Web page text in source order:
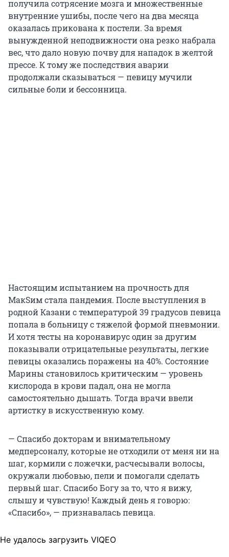
получила сотрясение мозга и множественные
внутренние ушибы, после чего на два месяца
оказалась прикована к постели. За время
вынужденной неподвижности она резко набрала
вес, что дало новую почву для нападок в желтой
прессе. К тому же последствия аварии
продолжали сказываться — певицу мучили
сильные боли и бессонница.
Настоящим испытанием на прочность для
МакSим стала пандемия. После выступления в
родной Казани с температурой 39 градусов певица
попала в больницу с тяжелой формой пневмонии.
И хотя тесты на коронавирус один за другим
показывали отрицательные результаты, легкие
певицы оказались поражены на 40%. Состояние
Марины становилось критическим — уровень
кислорода в крови падал, она не могла
самостоятельно дышать. Тогда врачи ввели
артистку в искусственную кому.
— Спасибо докторам и внимательному
медперсоналу, которые не отходили от меня ни на
шаг, кормили с ложечки, расчесывали волосы,
окружали любовью, пели и помогали сделать
первый шаг. Спасибо Богу за то, что я вижу,
слышу и чувствую! Каждый день я говорю:
«Спасибо», — признавалась певица.
Не удалось загрузить VIQEO